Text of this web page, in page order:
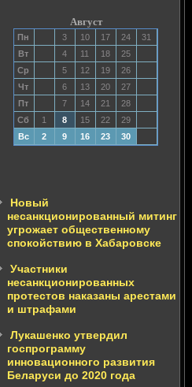
Август
Пн 3 10 17 24
31
Вт
4 11 18
25
Ср
5 12 19
26
Чт
6 13 20
27
Пт
7 14 21
28
Сб
1 8 15 22
29
Вс
2 9 16 23 30
Новый
несанкционированный митинг
угрожает общественному
спокойствию в Хабаровске
Участники
несанкционированных
протестов наказаны арестами
и штрафами
Лукашенко утвердил
госпрограмму
инновационного развития
Беларуси до 2020 года